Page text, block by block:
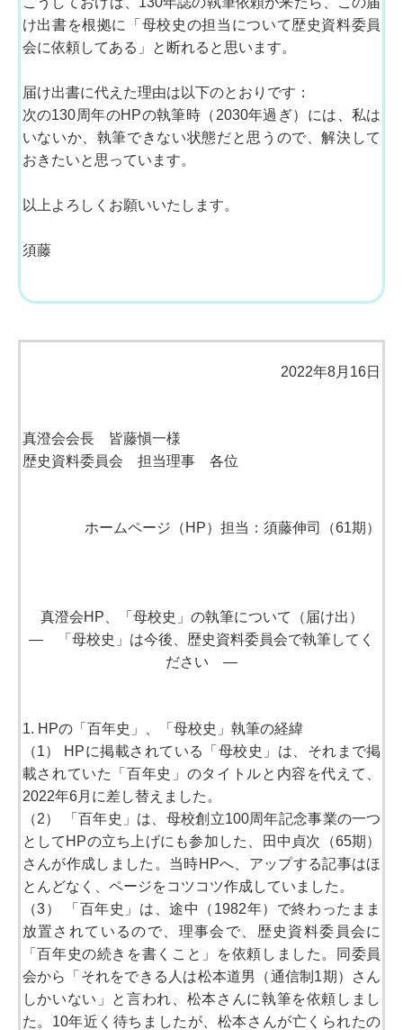
け出書を根拠に「母校史の担当について歴史資料委員
会に依頼してある」と断れると思います。
届け出書に代えた理由は以下のとおりです：
次の130周年のHPの執筆時（2030年過ぎ）には、私は
いないか、執筆できない状態だと思うので、解決して
おきたいと思っています。
以上よろしくお願いいたします。
須藤
2022年8月16日
真澄会会長 皆藤愼一様
歴史資料委員会 担当理事 各位
ホームページ（HP）担当：須藤伸司（61期）
真澄会HP、「母校史」の執筆について（届け出）
― 「母校史」は今後、歴史資料委員会で執筆してく
ださい ―
1. HPの「百年史」、「母校史」執筆の経緯
（1） HPに掲載されている「母校史」は、それまで掲
載されていた「百年史」のタイトルと内容を代えて、
2022年6月に差し替えました。
（2） 「百年史」は、母校創立100周年記念事業の一つ
としてHPの立ち上げにも参加した、田中貞次（65期）
さんが作成しました。当時HPへ、アップする記事はほ
とんどなく、ページをコツコツ作成していました。
（3） 「百年史」は、途中（1982年）で終わったまま
放置されているので、理事会で、歴史資料委員会に
「百年史の続きを書くこと」を依頼しました。同委員
会から「それをできる人は松本道男（通信制1期）さん
しかいない」と言われ、松本さんに執筆を依頼しまし
た。10年近く待ちましたが、松本さんが亡くられたの